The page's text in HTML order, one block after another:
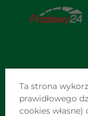
Ta strona
prawidłowego
cookies